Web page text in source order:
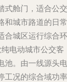
式舱门，适合公交
和城市路道的日常
合城区运行综合环
电动城市公交客
池。由一线源头电
工况的综合域功率